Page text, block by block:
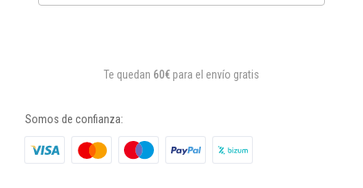
Te quedan 60€ para el envío gratis
Somos de confianza: